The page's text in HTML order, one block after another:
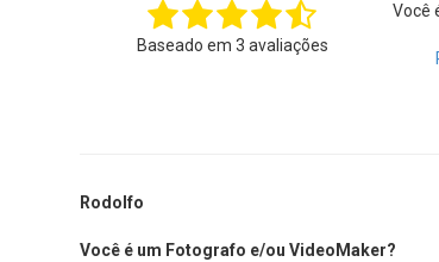
Baseado em 3 avaliações
Você
Rodolfo
Você é um Fotografo e/ou VideoMaker?